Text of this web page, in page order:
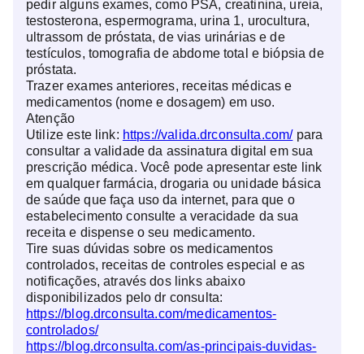
pedir alguns exames, como PSA, creatinina, ureia,
testosterona, espermograma, urina 1, urocultura,
ultrassom de próstata, de vias urinárias e de
testículos, tomografia de abdome total e biópsia de
próstata.
Trazer exames anteriores, receitas médicas e
medicamentos (nome e dosagem) em uso.
Atenção
Utilize este link: https://valida.drconsulta.com/para
consultar a validade da assinatura digital em sua
prescrição médica. Você pode apresentar este link
em qualquer farmácia, drogaria ou unidade básica
de saúde que faça uso da internet, para que o
estabelecimento consulte a veracidade da sua
receita e dispense o seu medicamento.
Tire suas dúvidas sobre os medicamentos
controlados, receitas de controles especial e as
notificações, através dos links abaixo
disponibilizados pelo dr consulta:
https://blog.drconsulta.com/medicamentos-
controlados/
https://blog.drconsulta.com/as-principais-duvidas-